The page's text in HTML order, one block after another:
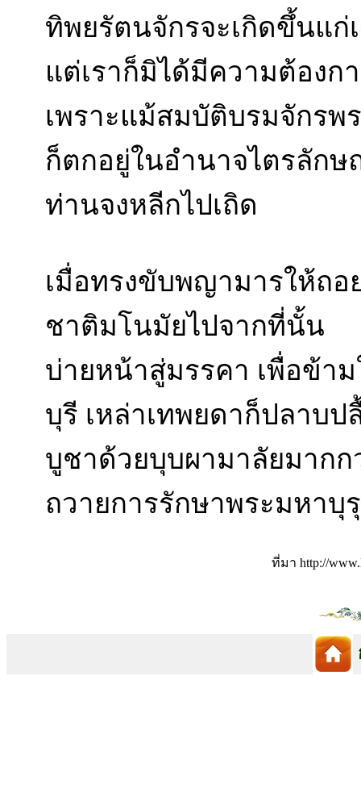
ทิพยรัตนจักรจะเกิดขึ้นแก่
แต่เราก็มิได้มีความต้อง
เพราะแม้สมบัติบรมจักรพ
ก็ตกอยู่ในอำนาจไตรลัก
ท่านจงหลีกไปเถิด
เมื่อทรงขับพญามารให้ถ
ชาติมโนมัยไปจากที่นั้น
บ่ายหน้าสู่มรรคา เพื่อข้า
บุรี เหล่าเทพยดาก็ปลาบป
บูชาด้วยบุบผามาลัยมาก
ถวายการรักษาพระมหาบุ
ที่มา http://